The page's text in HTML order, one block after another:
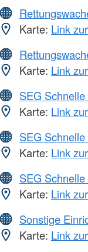
Karte: Link
Karte: Link
SEG
Karte: Link
SEG
Karte: Link
SEG
Karte: Link
Sonstige
Karte: Link